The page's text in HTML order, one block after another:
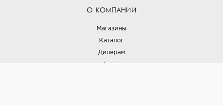
О КОМПАНИИ
Магазины
Каталог
Дилерам
Блог